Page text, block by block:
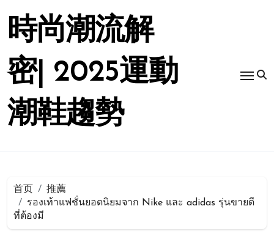
時尚潮流解
密| 2025運動
潮鞋趨勢
首页
推薦
รองเท้าแฟชั่นยอดนิยมจาก Nike และ adidas รุ่นขายดี
ที่ต้องมี